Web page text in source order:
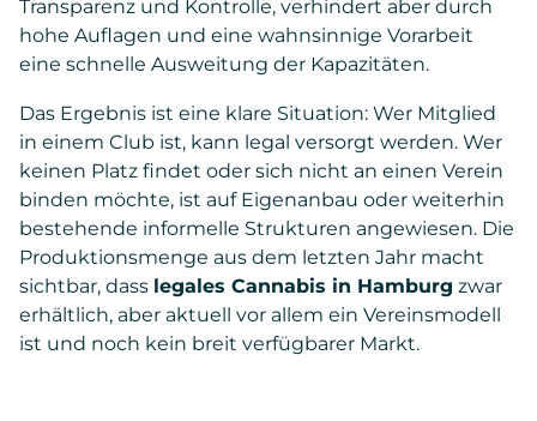
Transparenz und Kontrolle, verhindert aber durch
hohe Auflagen und eine wahnsinnige Vorarbeit
eine schnelle Ausweitung der Kapazitäten.
Das Ergebnis ist eine klare Situation: Wer Mitglied
in einem Club ist, kann legal versorgt werden. Wer
keinen Platz findet oder sich nicht an einen Verein
binden möchte, ist auf Eigenanbau oder weiterhin
bestehende informelle Strukturen angewiesen. Die
Produktionsmenge aus dem letzten Jahr macht
sichtbar, dass legales Cannabis in Hamburg zwar
erhältlich, aber aktuell vor allem ein Vereinsmodell
ist und noch kein breit verfügbarer Markt.